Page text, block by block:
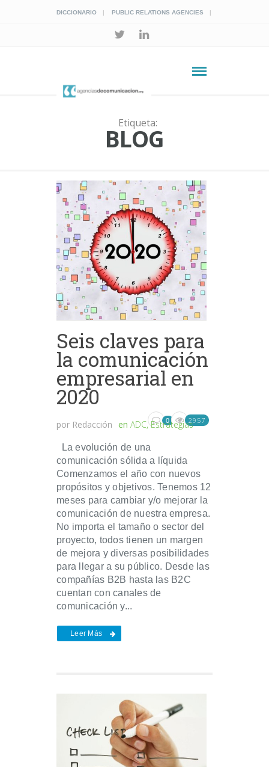
DICCIONARIO PUBLIC RELATIONS AGENCIES
Etiqueta:
BLOG
Seis claves para
la comunicación
empresarial en
2020
por Redacción en ADC,Estrategias
0 2957
La evolución de una
comunicación sólida a líquida
Comenzamos el año con nuevos
propósitos y objetivos. Tenemos 12
meses para cambiar y/o mejorar la
comunicación de nuestra empresa.
No importa el tamaño o sector del
proyecto, todos tienen un margen
de mejora y diversas posibilidades
para llegar a su público. Desde las
compañías B2B hasta las B2C
cuentan con canales de
comunicación y...
Leer Más